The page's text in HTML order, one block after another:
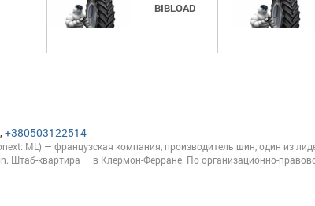
BIBLOAD
,+380503122514
ML) — французская компания, производитель шин, один из
Штаб-квартира — в Клермон-Ферране. По организационно-